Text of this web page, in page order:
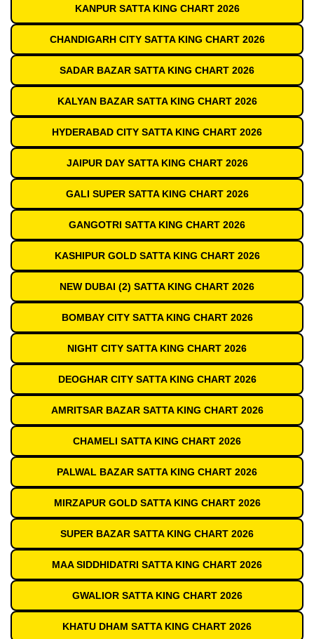
KANPUR SATTA KING CHART 2026
CHANDIGARH CITY SATTA KING CHART 2026
SADAR BAZAR SATTA KING CHART 2026
KALYAN BAZAR SATTA KING CHART 2026
HYDERABAD CITY SATTA KING CHART 2026
JAIPUR DAY SATTA KING CHART 2026
GALI SUPER SATTA KING CHART 2026
GANGOTRI SATTA KING CHART 2026
KASHIPUR GOLD SATTA KING CHART 2026
NEW DUBAI (2) SATTA KING CHART 2026
BOMBAY CITY SATTA KING CHART 2026
NIGHT CITY SATTA KING CHART 2026
DEOGHAR CITY SATTA KING CHART 2026
AMRITSAR BAZAR SATTA KING CHART 2026
CHAMELI SATTA KING CHART 2026
PALWAL BAZAR SATTA KING CHART 2026
MIRZAPUR GOLD SATTA KING CHART 2026
SUPER BAZAR SATTA KING CHART 2026
MAA SIDDHIDATRI SATTA KING CHART 2026
GWALIOR SATTA KING CHART 2026
KHATU DHAM SATTA KING CHART 2026